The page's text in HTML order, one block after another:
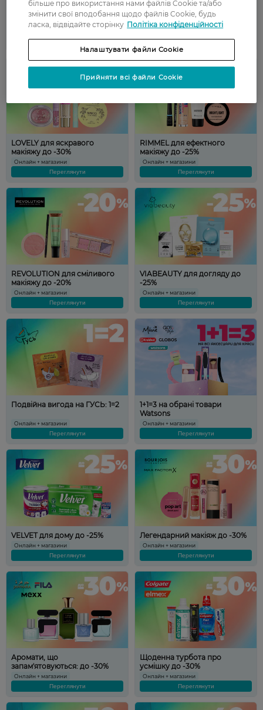
Свіжість ADIDAS щодня до
Переглянути
EVELINE для краси до -35%
Онлайн + магазини
Переглянути
LOVELY для яскравого
макіяжу до -30%
Онлайн + магазини
Переглянути
RIMMEL для ефектного
макіяжу до -25%
Онлайн + магазини
Переглянути
REVOLUTION для сміливого
макіяжу до -20%
Онлайн + магазини
Переглянути
VIABEAUTY для догляду до
-25%
Онлайн + магазини
Переглянути
Подвійна вигода на ГУСЬ: 1=2
Онлайн + магазини
Переглянути
1+1=3 на обрані товари
Watsons
Онлайн + магазини
Переглянути
VELVET для дому до -25%
Онлайн + магазини
Переглянути
Легендарний макіяж до -30%
Онлайн + магазини
Переглянути
Аромати, що
запам'ятовуються: до -30%
Онлайн + магазини
Переглянути
Щоденна турбота про
усмішку до -30%
Онлайн + магазини
Переглянути
більше про використання нами файлів Cookie та/або
змінити свої вподобання щодо файлів Cookie, будь
ласка, відвідайте сторінку Політіка конфіденційності
Налаштувати файли Cookie
Прийняти всі файли Cookie